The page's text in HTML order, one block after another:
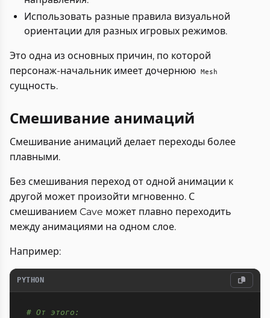
Использовать разные правила визуальной
ориентации для разных игровых режимов.
Это одна из основных причин, по которой
персонаж-начальник имеет дочернюю Mesh
сущность.
Смешивание анимаций
Смешивание анимаций делает переходы более
плавными.
Без смешивания переход от одной анимации к
другой может произойти мгновенно. С
смешиванием Cave может плавно переходить
между анимациями на одном слое.
Например:
PYTHON
# От этого: